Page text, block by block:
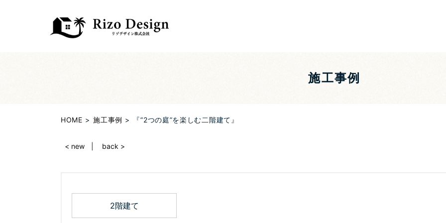
施工事例
HOME 施工事例 『”2つの庭”を楽しむ二階建て』
< new back >
2階建て